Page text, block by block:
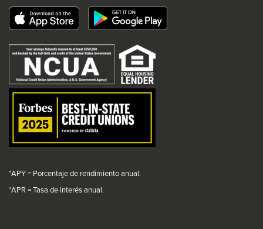
popup
message.
popup
message.
popup
message.
This
link
will
trigger
a
popup
message.
*APY = Porcentaje de rendimiento anual.
*APR = Tasa de interés anual.